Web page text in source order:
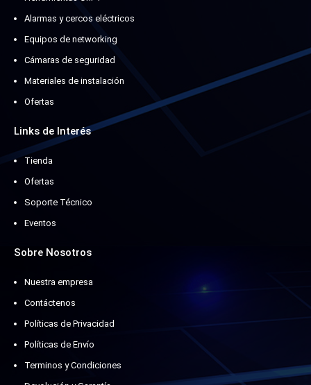
Alarmas y cercos eléctricos
Equipos de networking
Cámaras de seguridad
Materiales de instalación
Ofertas
Links de Interés
Tienda
Ofertas
Soporte Técnico
Eventos
Sobre Nosotros
Nuestra empresa
Contáctenos
Políticas de Privacidad
Políticas de Envío
Terminos y Condiciones